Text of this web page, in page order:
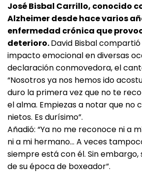
José Bisbal Carrillo, conocido
Alzheimer desde hace varios
enfermedad crónica que
deterioro.David Bisbal
impacto emocional en diversas
declaración conmovedora, el
“Nosotros ya nos hemos ido
duro la primera vez que no te
el alma. Empiezas a notar que no
nietos. Es durísimo”.
Añadió: “Ya no me reconoce ni a
ni a mi hermano… A veces
siempre está con él. Sin embargo,
de su época de boxeador”.